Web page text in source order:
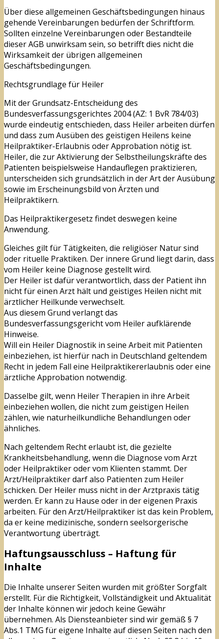
Über diese allgemeinen Geschäftsbedingungen hinaus
gehende Vereinbarungen bedürfen der Schriftform.
Sollten einzelne Vereinbarungen oder Bestandteile
dieser AGB unwirksam sein, so betrifft dies nicht die
Wirksamkeit der übrigen allgemeinen
Geschäftsbedingungen.
Rechtsgrundlage für Heiler
Mit der Grundsatz-Entscheidung des
Bundesverfassungsgerichtes 2004 (AZ: 1 BvR 784/03)
wurde eindeutig entschieden, dass Heiler arbeiten dürfen
und dass zum Ausüben des geistigen Heilens keine
Heilpraktiker-Erlaubnis oder Approbation nötig ist.
Heiler, die zur Aktivierung der Selbstheilungskräfte des
Patienten beispielsweise Handauflegen praktizieren,
unterscheiden sich grundsätzlich in der Art der Ausübung
sowie im Erscheinungsbild von Ärzten und
Heilpraktikern.
Das Heilpraktikergesetz findet deswegen keine
Anwendung.
Gleiches gilt für Tätigkeiten, die religiöser Natur sind
oder rituelle Praktiken. Der innere Grund liegt darin, dass
vom Heiler keine Diagnose gestellt wird.
Der Heiler ist dafür verantwortlich, dass der Patient ihn
nicht für einen Arzt hält und geistiges Heilen nicht mit
ärztlicher Heilkunde verwechselt.
Aus diesem Grund verlangt das
Bundesverfassungsgericht vom Heiler aufklärende
Hinweise.
Will ein Heiler Diagnostik in seine Arbeit mit Patienten
einbeziehen, ist hierfür nach in Deutschland geltendem
Recht in jedem Fall eine Heilpraktikererlaubnis oder eine
ärztliche Approbation notwendig.
Dasselbe gilt, wenn Heiler Therapien in ihre Arbeit
einbeziehen wollen, die nicht zum geistigen Heilen
zählen, wie naturheilkundliche Behandlungen oder
ähnliches.
Nach geltendem Recht erlaubt ist, die gezielte
Krankheitsbehandlung, wenn die Diagnose vom Arzt
oder Heilpraktiker oder vom Klienten stammt. Der
Arzt/Heilpraktiker darf also Patienten zum Heiler
schicken. Der Heiler muss nicht in der Arztpraxis tätig
werden. Er kann zu Hause oder in der eigenen Praxis
arbeiten. Für den Arzt/Heilpraktiker ist das kein Problem,
da er keine medizinische, sondern seelsorgerische
Verantwortung überträgt.
Haftungsausschluss – Haftung für
Inhalte
Die Inhalte unserer Seiten wurden mit größter Sorgfalt
erstellt. Für die Richtigkeit, Vollständigkeit und Aktualität
der Inhalte können wir jedoch keine Gewähr
übernehmen. Als Diensteanbieter sind wir gemäß § 7
Abs.1 TMG für eigene Inhalte auf diesen Seiten nach den